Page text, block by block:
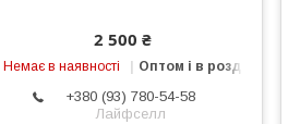
2 500 ₴
Немає в наявності Оптом і в роздріб
+380 (93) 780-54-58
Лайфселл